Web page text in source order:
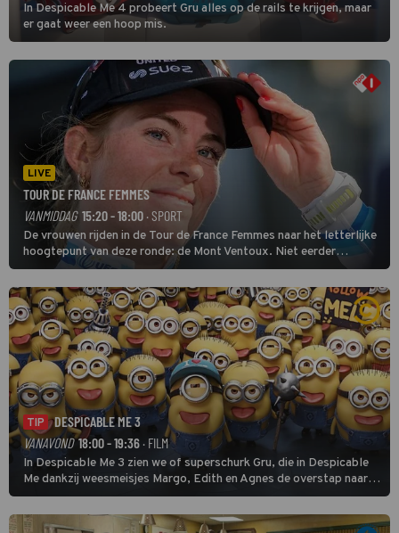
In Despicable Me 4 probeert Gru alles op de rails te krijgen, maar
er gaat weer een hoop mis.
LIVE
TOUR DE FRANCE FEMMES
VANMIDDAG 15:20 - 18:00 · SPORT
De vrouwen rijden in de Tour de France Femmes naar het letterlijke
hoogtepunt van deze ronde: de Mont Ventoux. Niet eerder
finishten de vrouwen voor deze koers op deze kale col uit de
buitencategorie. De aanloop naar de slotklim is vlak.
TIP
DESPICABLE ME 3
VANAVOND 18:00 - 19:36· FILM
In Despicable Me 3 zien we of superschurk Gru, die in Despicable
Me dankzij weesmeisjes Margo, Edith en Agnes de overstap naar
het rechte pad maakte, ook op dat pad weet te blijven.